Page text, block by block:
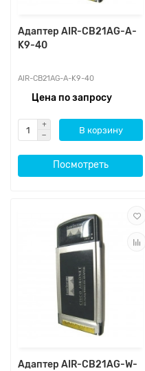
Адаптер AIR-CB21AG-A-
K9-40
AIR-CB21AG-A-K9-40
Цена по запросу
В корзину
Посмотреть
Адаптер AIR-CB21AG-W-